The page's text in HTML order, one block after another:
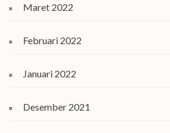
Maret 2022
Februari 2022
Januari 2022
Desember 2021